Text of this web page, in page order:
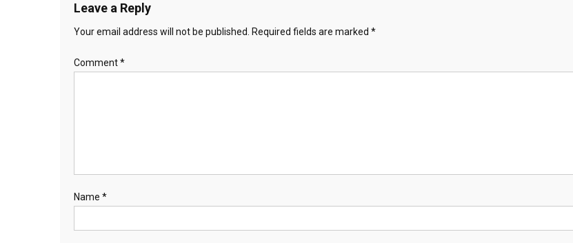
Leave a Reply
Your email address will not be published. Required fields are marked *
Comment*
Name *